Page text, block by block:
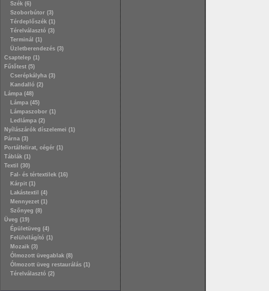
Szék (6)
Szoborbútor (3)
Térdeplőszék (1)
Térelválasztó (3)
Terminál (1)
Üzletberendezés (3)
Csaptelep (1)
Fűtőtest (5)
Cserépkályha (3)
Kandalló (2)
Lámpa (48)
Lámpa (45)
Lámpaszobor (1)
Ledlámpa (2)
Nyílászárók díszelemei (1)
Párna (3)
Portálfelirat, cégér (1)
Táblák (1)
Textil (30)
Fal- és tértextilek (16)
Kárpit (1)
Lakástextil (4)
Mennyezet (1)
Szőnyeg (8)
Üveg (19)
Épületüveg (4)
Felülvilágító (1)
Mozaik (3)
Ólmozott üvegablak (8)
Ólmozott üveg restaurálás (1)
Térelválasztó (2)